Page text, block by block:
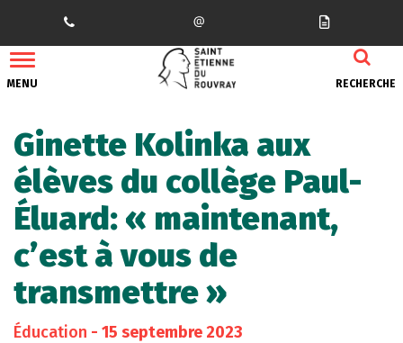
MENU RECHERCHE
Ginette Kolinka aux
élèves du collège Paul-
Éluard: « maintenant,
c’est à vous de
transmettre »
Éducation - 15 septembre 2023